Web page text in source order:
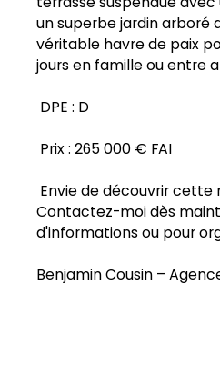
un superbe jardin arboré
véritable havre de paix
jours en famille ou entre
DPE : D
Prix : 265 000 € FAI
Envie de découvrir cette
Contactez-moi dès
d'informations ou pour
Benjamin Cousin –